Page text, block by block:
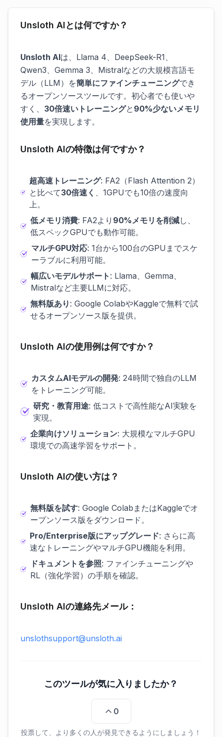
Unsloth AIとは何ですか？
Unsloth AIは、Llama 4、DeepSeek-R1、
Qwen3、Gemma 3、Mistralなどの大規模言語モ
デル（LLM）を簡単にファインチューニングでき
るオープンソースツールです。初心者でも使いや
すく、 30倍速いトレーニングと 90%少ないメモリ
使用量を実現します。
Unsloth AIの特徴は何ですか？
超高速トレーニング: FA2（Flash Attention 2）
と比べて30倍速く 、1GPUでも10倍の速度向
上。
低メモリ消費: FA2より 90%メモリを削減し、
低スペックGPUでも動作可能。
マルチGPU対応: 1台から100台のGPUまでスケ
ーラブルに利用可能。
幅広いモデルサポート : Llama、Gemma、
Mistralなど主要LLMに対応。
無料版あり : Google ColabやKaggleで無料で試
せるオープンソース版を提供。
Unsloth AIの使用例は何ですか？
カスタムAIモデルの開発: 24時間で独自のLLM
をトレーニング可能。
研究・教育用途: 低コストで高性能なAI実験を
実現。
企業向けソリューション: 大規模なマルチGPU
環境での高速学習をサポート。
Unsloth AIの使い方は？
無料版を試す: Google ColabまたはKaggleでオ
ープンソース版をダウンロード。
Pro/Enterprise版にアップグレード: さらに高
速なトレーニングやマルチGPU機能を利用。
ドキュメントを参照: ファインチューニングや
RL（強化学習）の手順を確認。
Unsloth AIの連絡先メール：
unslothsupport@unsloth.ai
このツールが気に入りましたか？
0
投票して、より多くの人が発見できるようにしましょう！